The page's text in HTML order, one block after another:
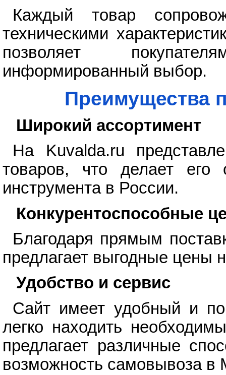
Каждый товар
техническими
позволяет
информированный выбор.
Преимущества
Широкий ассортимент
На Kuvalda.ru
товаров, что делает его
инструмента в России.
Конкурентоспособные
Благодаря прямым
предлагает выгодные цены
Удобство и сервис
Сайт имеет удобный и
легко находить
предлагает различные
возможность самовывоза в